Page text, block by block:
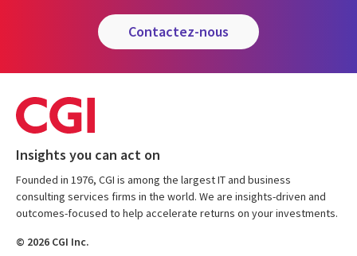
contactez-nous
Insights you can act on
Founded in 1976, CGI is among the largest IT and business
consulting services firms in the world. We are insights-driven and
outcomes-focused to help accelerate returns on your investments.
© 2026 CGI Inc.